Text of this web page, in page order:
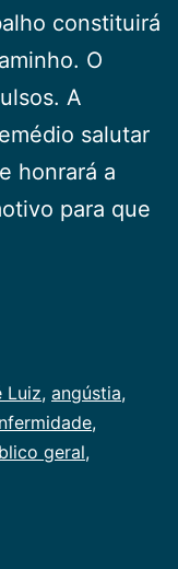
constituirá
O
A
salutar
honrará a
para que
Luiz, angústia,
,
geral,